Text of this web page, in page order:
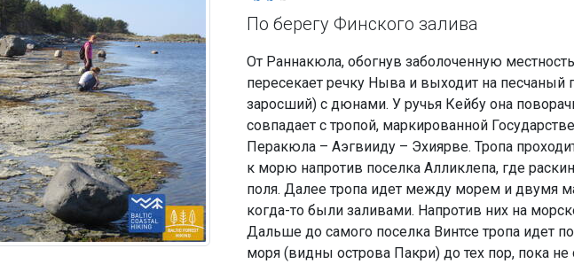
По берегу Финского залива
От Раннакюла, обогнув заболоченную
пересекает речку Ныва и выходит на песчаный
заросший) с дюнами. У ручья Кейбу она
совпадает с тропой, маркированной
Перакюла – Аэгвииду – Эхиярве. Тропа
к морю напротив поселка Алликлепа, где
поля. Далее тропа идет между морем и двумя
когда-то были заливами. Напротив них на
Дальше до самого поселка Винтсе тропа идет
моря (видны острова Пакри) до тех пор, пока не